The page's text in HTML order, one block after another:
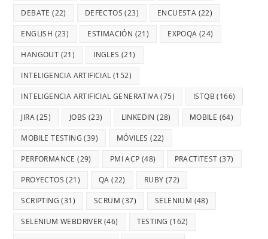
DEBATE (22) DEFECTOS (23) ENCUESTA (22)
ENGLISH (23) ESTIMACIÓN (21) EXPOQA (24)
HANGOUT (21) INGLES (21)
INTELIGENCIA ARTIFICIAL (152)
INTELIGENCIA ARTIFICIAL GENERATIVA(75) ISTQB (166)
JIRA(25) JOBS (23) LINKEDIN (28) MOBILE (64)
MOBILE TESTING (39) MÓVILES (22)
PERFORMANCE (29) PMI ACP (48) PRACTITEST (37)
PROYECTOS (21) QA (22) RUBY (72)
SCRIPTING (31) SCRUM (37) SELENIUM (48)
SELENIUM WEBDRIVER (46) TESTING (162)